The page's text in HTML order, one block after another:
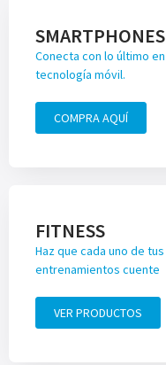
SMARTPHONES
Conecta con lo último en
tecnología móvil.
COMPRA AQUÍ
FITNESS
Haz que cada uno de tus
entrenamientos cuente
VER PRODUCTOS